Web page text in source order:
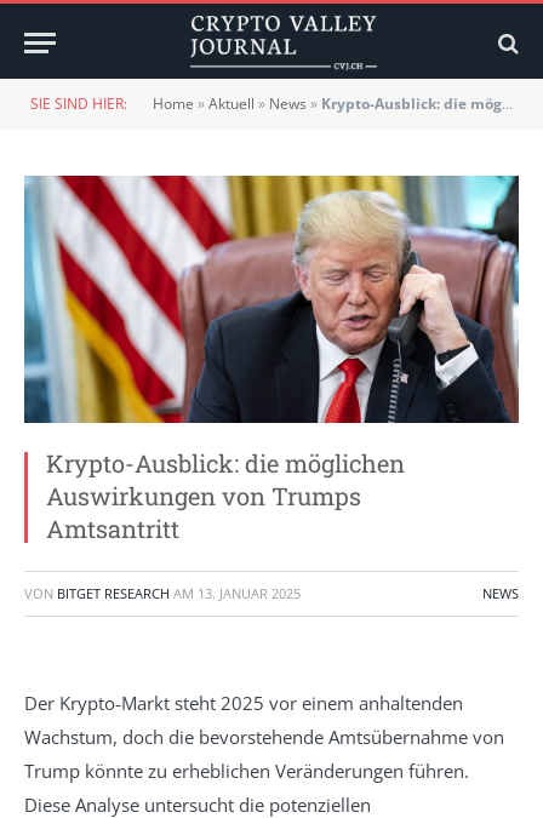
SIE SIND HIER: Home »Aktuell » News » Krypto-Ausblick: die möglichen Auswirkungen von Trumps Amtsantritt
Krypto-Ausblick: die möglichen
Auswirkungen von Trumps
Amtsantritt
VON BITGET RESEARCH AM 13. JANUAR 2025 NEWS
Der Krypto-Markt steht 2025 vor einem anhaltenden
Wachstum, doch die bevorstehende Amtsübernahme von
Trump könnte zu erheblichen Veränderungen führen.
Diese Analyse untersucht die potenziellen